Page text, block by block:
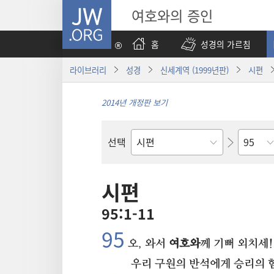
JW.ORG 여호와의 증인
홈
성경의 가르침
라이브러리 성경 신세계역 (1999년판) 시편
2014년 개정판 보기
선택
성경의
장
시편
95:1-11
95⁠ 오, 와서 여호와께 기뻐 외치세!
우리 구원의 반석에게 승리의